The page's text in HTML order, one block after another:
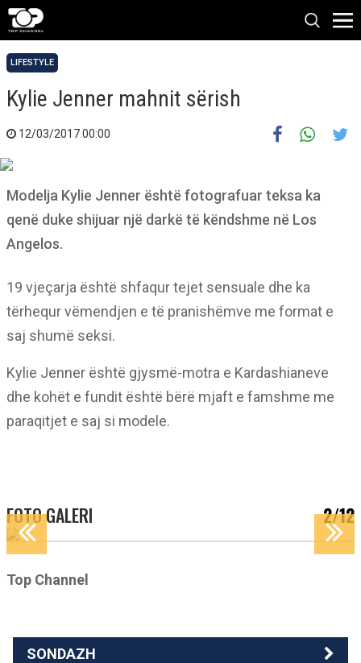
LIFESTYLE
Kylie Jenner mahnit sërish
12/03/2017 00:00
Modelja Kylie Jenner është fotografuar teksa ka
qenë duke shijuar një darkë të këndshme në Los
Angelos.
19 vjeçarja është shfaqur tejet sensuale dhe ka
tërhequr vëmendjen e të pranishëmve me format e
saj shumë seksi.
Kylie Jenner është gjysmë-motra e Kardashianeve
dhe kohët e fundit është bërë mjaft e famshme me
paraqitjet e saj si modele.
FOTO GALERI 2/12
Top Channel
SONDAZH